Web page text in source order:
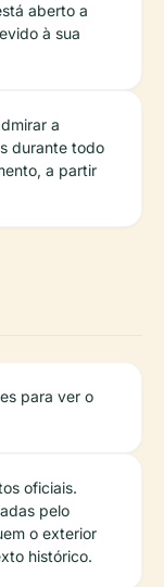
aberto a
à sua
a
durante todo
a partir
para ver o
oficiais.
pelo
o exterior
histórico.